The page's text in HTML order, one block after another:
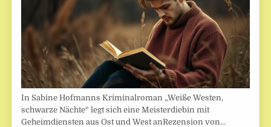
In Sabine Hofmanns Kriminalroman „Weiße Westen,
schwarze Nächte“ legt sich eine Meisterdiebin mit
Geheimdiensten aus Ost und West anRezension von…